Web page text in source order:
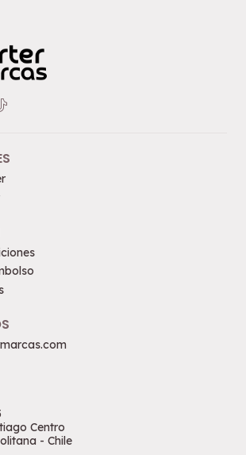
Centro
- Chile